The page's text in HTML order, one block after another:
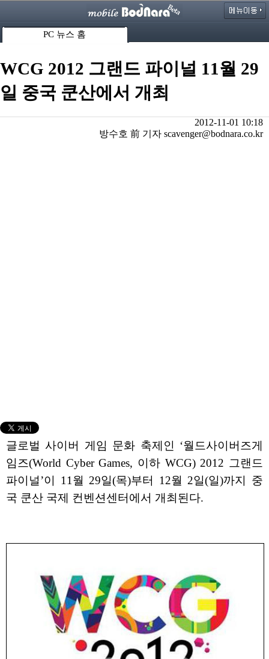
PC 뉴스 홈
WCG 2012 그랜드 파이널 11월 29
일 중국 쿤산에서 개최
2012-11-01 10:18
방수호 前 기자 scavenger@bodnara.co.kr
글로벌 사이버 게임 문화 축제인 ‘월드사이버즈게
임즈(World Cyber Games, 이하 WCG) 2012 그랜드
파이널’이 11월 29일(목)부터 12월 2일(일)까지 중
국 쿤산 국제 컨벤션센터에서 개최된다.